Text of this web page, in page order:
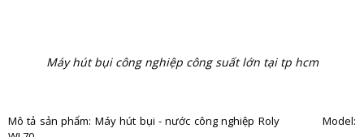
Máy hút bụi công nghiệp công suất lớn tại tp hcm
Mô tả sản phẩm: Máy hút bụi - nước công nghiệp Roly Model: